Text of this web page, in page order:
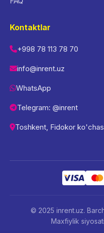
Kontaktlar
+998 78 113 78 70
info@inrent.uz
WhatsApp
Telegram: @inrent
Toshkent, Fidokor
© 2025 inrent.uz.
Maxfiylik siyosati